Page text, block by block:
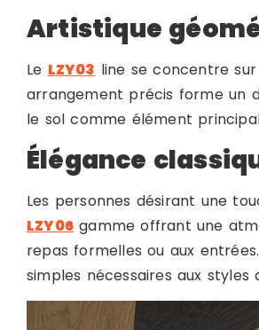
Artistique
Le LZY03 line se concentre
arrangement précis forme un
le sol comme élément
Élégance
Les personnes désirant une
LZY06 gamme offrant une
repas formelles ou aux
simples nécessaires aux styles